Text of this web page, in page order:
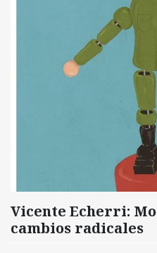
Vicente Echerri:
cambios radicales